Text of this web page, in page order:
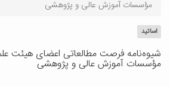
مؤسسات آموزش عالی و پژوهشی
اساتید
شیوه‌نامه فرصت مطالعاتی اعضای هیئت
مؤسسات آموزش عالی و پژوهشی